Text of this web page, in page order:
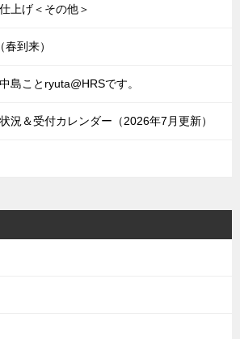
上げ＜その他＞
到来）
島ことryuta@HRSです。
況＆受付カレンダー（2026年7月更新）